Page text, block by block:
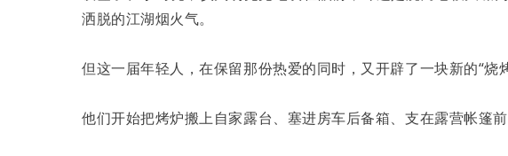
洒脱的江湖烟火气。
但这一届年轻人，在保留那份热爱的同时，又开辟了一块新的“烧
他们开始把烤炉搬上自家露台、塞进房车后备箱、支在露营帐篷